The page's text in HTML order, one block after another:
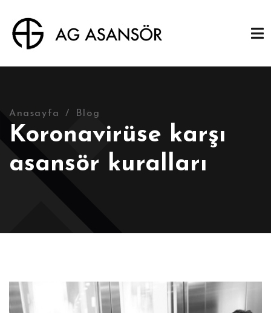
Anasayfa Blog
Koronavirüse karşı
asansör kuralları